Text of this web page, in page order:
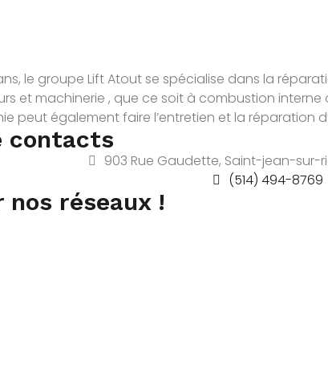
le groupe Lift Atout se spécialise dans la
et machinerie , que ce soit à combustion
peut également faire l’entretien et la réparation
contacts
903 Rue Gaudette, Saint-jean-sur-
(514) 494-8769
nos réseaux !